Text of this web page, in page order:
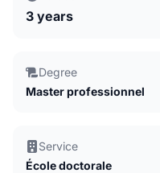
3 years
Degree
Master professionnel
Service
École doctorale